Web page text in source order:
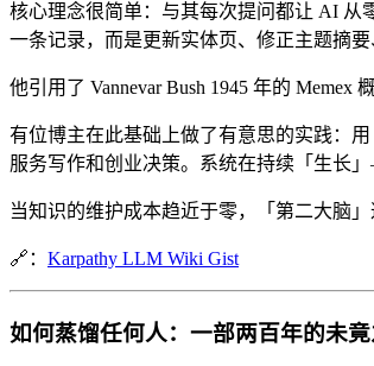
核心理念很简单：与其每次提问都让 AI
一条记录，而是更新实体页、修正主题摘
他引用了 Vannevar Bush 1945 年的
有位博主在此基础上做了有意思的实践：
服务写作和创业决策。系统在持续「生长
当知识的维护成本趋近于零，「第二大脑
🔗： Karpathy LLM Wiki Gist
如何蒸馏任何人：一部两百年的未